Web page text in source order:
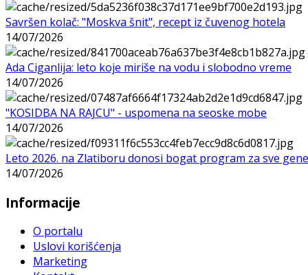
Savršen kolač: "Moskva šnit", recept iz čuvenog hotela
14/07/2026
Ada Ciganlija: leto koje miriše na vodu i slobodno vreme
14/07/2026
"KOSIDBA NA RAJCU" - uspomena na seoske mobe
14/07/2026
Leto 2026. na Zlatiboru donosi bogat program za sve
14/07/2026
Informacije
O portalu
Uslovi korišćenja
Marketing